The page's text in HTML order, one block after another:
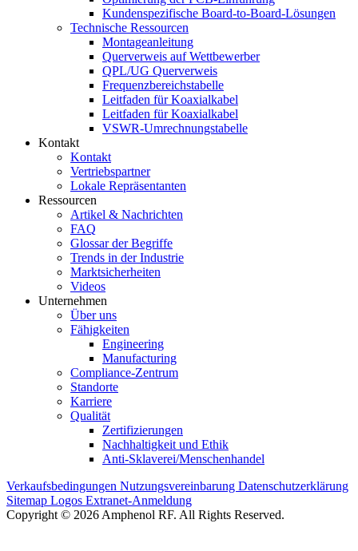
Kundenspezifische Board-to-Board-Lösungen
Technische Ressourcen
Montageanleitung
Querverweis auf Wettbewerber
QPL/UG Querverweis
Frequenzbereichstabelle
Leitfaden für Koaxialkabel
Leitfaden für Koaxialkabel
VSWR-Umrechnungstabelle
Kontakt
Kontakt
Vertriebspartner
Lokale Repräsentanten
Ressourcen
Artikel & Nachrichten
FAQ
Glossar der Begriffe
Trends in der Industrie
Marktsicherheiten
Videos
Unternehmen
Über uns
Fähigkeiten
Engineering
Manufacturing
Compliance-Zentrum
Standorte
Karriere
Qualität
Zertifizierungen
Nachhaltigkeit und Ethik
Anti-Sklaverei/Menschenhandel
Verkaufsbedingungen Nutzungsvereinbarung Datenschutzerklärung
Sitemap Logos Extranet-Anmeldung
Copyright © 2026 Amphenol RF. All Rights Reserved.